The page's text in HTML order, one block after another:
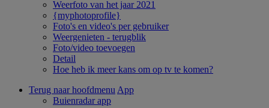
Weerfoto van het jaar 2021
{myphotoprofile}
Foto's en video's per gebruiker
Weergenieten - terugblik
Foto/video toevoegen
Detail
Hoe heb ik meer kans om op tv te komen?
Terug naar hoofdmenu App
Buienradar app